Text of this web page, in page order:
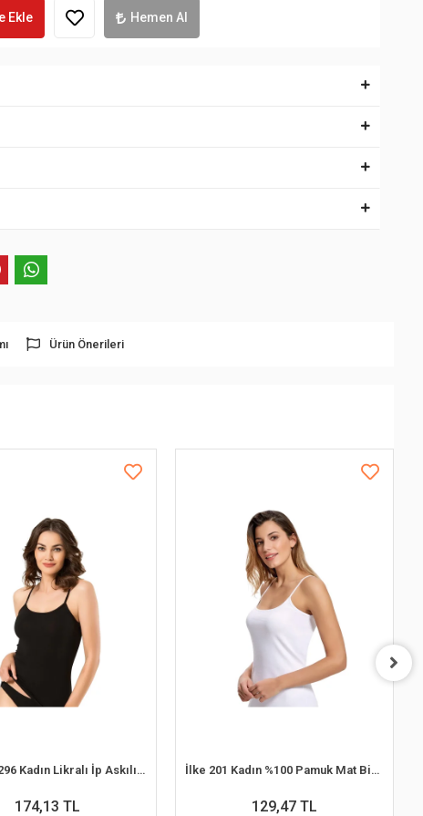
Ekle Hemen Al
Ürün Önerileri
Namaldı 296 Kadın Likralı İp Askılı Atlet
174,13 TL
İlke 201 Kadın %100 Pamuk Mat Biyeli İp Askılı Atlet Beyaz M / 40
129,47 TL